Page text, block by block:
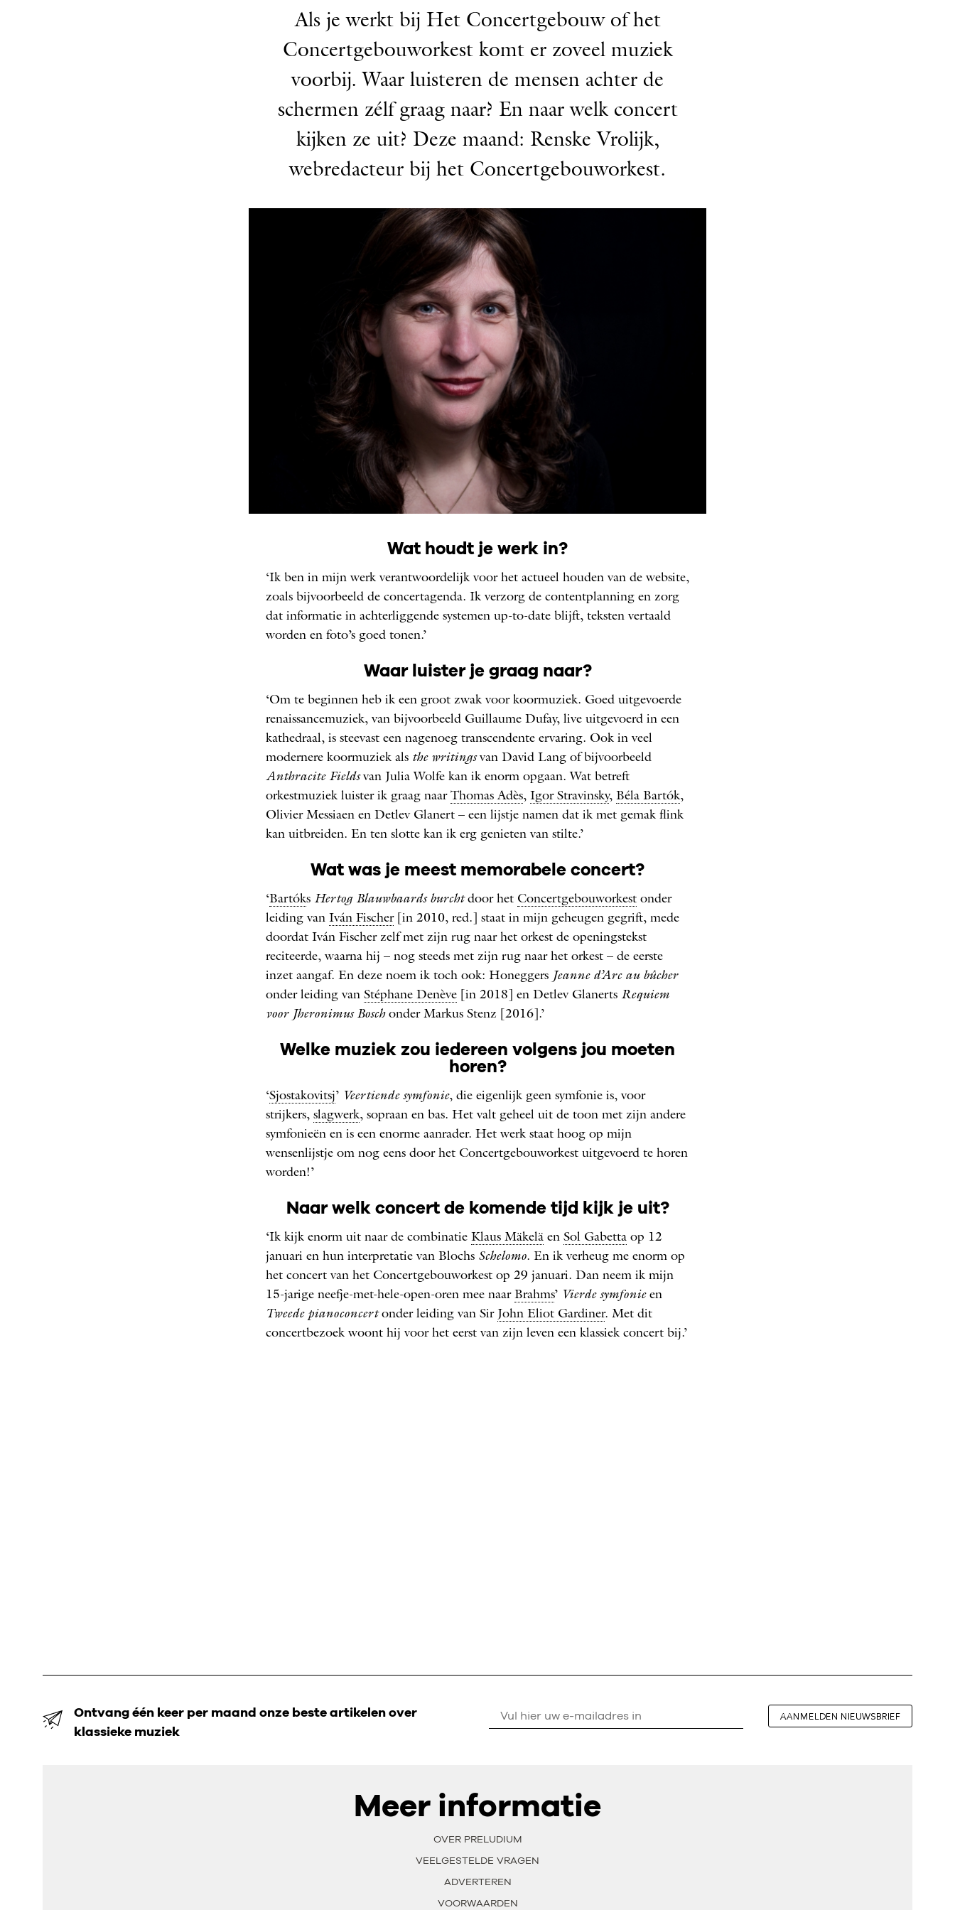
Als je werkt bij Het Concertgebouw of het
Concertgebouworkest komt er zoveel muziek
voorbij. Waar luisteren de mensen achter de
schermen zélf graag naar? En naar welk concert
kijken ze uit? Deze maand: Renske Vrolijk,
webredacteur bij het Concertgebouworkest.
FOTO: RENSKE VROLIJK
Wat houdt je werk in?
‘Ik ben in mijn werk verantwoordelijk voor het actueel houden van de website,
zoals bijvoorbeeld de concert­agenda. Ik verzorg de contentplanning en zorg
dat informatie in achterliggende systemen up-to-date blijft, teksten vertaald
worden en foto’s goed tonen.’
Waar luister je graag naar?
‘Om te beginnen heb ik een groot zwak voor koormuziek. Goed uitgevoerde
renaissancemuziek, van bijvoorbeeld Guillaume Dufay, live uitgevoerd in een
kathedraal, is steevast een nagenoeg transcendente ervaring. Ook in veel
modernere koormuziek als the writingsvan David Lang of bijvoorbeeld
Anthracite Fieldsvan Julia Wolfe kan ik enorm opgaan. Wat betreft
orkestmuziek luister ik graag naar Thomas Adès, Igor Stravinsky, Béla Bartók,
Olivier Messiaen en Detlev Glanert – een lijstje namen dat ik met gemak flink
kan uitbreiden. En ten slotte kan ik erg genieten van stilte.’
Wat was je meest memorabele concert?
‘Bartóks Hertog Blauwbaards burchtdoor het Concertgebouworkest onder
leiding van Iván Fischer[in 2010, red.] staat in mijn geheugen gegrift, mede
doordat Iván Fischer zelf met zijn rug naar het orkest de openingstekst
reciteerde, waarna hij – nog steeds met zijn rug naar het orkest – de eerste
inzet aangaf. En deze noem ik toch ook: ­Honeggers Jeanne d’Arc au bûcher
onder leiding van Stéphane Denève [in 2018] en Detlev Glanerts Requiem
voor Jheronimus Boschonder Markus Stenz [2016].’
Welke muziek zou iedereen volgens jou moeten
horen?
‘Sjostakovitsj’ Veertiende symfonie, die eigenlijk geen symfonie is, voor
strijkers, slagwerk, sopraan en bas. Het valt geheel uit de toon met zijn andere
symfonieën en is een enorme aanrader. Het werk staat hoog op mijn
wensenlijstje om nog eens door het Concertgebouworkest uitgevoerd te horen
worden!’
Naar welk concert de komende tijd kijk je uit?
‘Ik kijk enorm uit naar de combinatie Klaus Mäkelä en Sol Gabetta op 12
januari en hun interpretatie van Blochs Schelomo. En ik verheug me enorm op
het concert van het Concertgebouworkest op 29 januari. Dan neem ik mijn
15-jarige neefje-met-hele-open-oren mee naar Brahms’ Vierde symfonieen
Tweede pianoconcertonder leiding van Sir John Eliot Gardiner. Met dit
concertbezoek woont hij voor het eerst van zijn leven een klassiek concert bij.’
Ontvang één keer per maand onze beste artikelen over
klassieke muziek
AANMELDEN NIEUWSBRIEF
Meer informatie
OVER PRELUDIUM
VEELGESTELDE VRAGEN
ADVERTEREN
VOORWAARDEN